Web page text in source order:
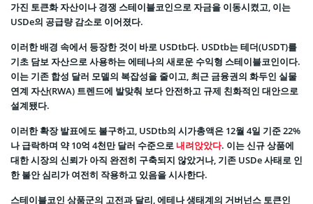
가진 토큰화 자산이나 경쟁 스테이블코인으로 자금을 이동시켰고, 이는
USDe의 공급량 감소로 이어졌다.
이러한 배경 속에서 등장한 것이 바로 USDtb다. USDtb는 테더(USDT)를
기초 담보 자산으로 사용하는 에테나의 새로운 수익형 스테이블코인이다.
이는 기존 합성 달러 모델의 복잡성을 줄이고, 최근 금융권의 화두인 실물
연계 자산(RWA) 트렌드에 발맞춰 보다 안전하고 규제 친화적인 대안으로
설계됐다.
이러한 확장 발표에도 불구하고, USDtb의 시가총액은 12월 4일 기준 22%
나 급락하며 약 10억 4천만 달러 수준으로내려앉았다. 이는 신규 상품에
대한 시장의 신뢰가 아직 완전히 구축되지 않았거나, 기존 USDe 사태로 인
한 불안 심리가 여전히 작용하고 있음을 시사한다.
스테이블코인 상품군의 고전과 달리, 에테나 생태계의 거버넌스 토큰인